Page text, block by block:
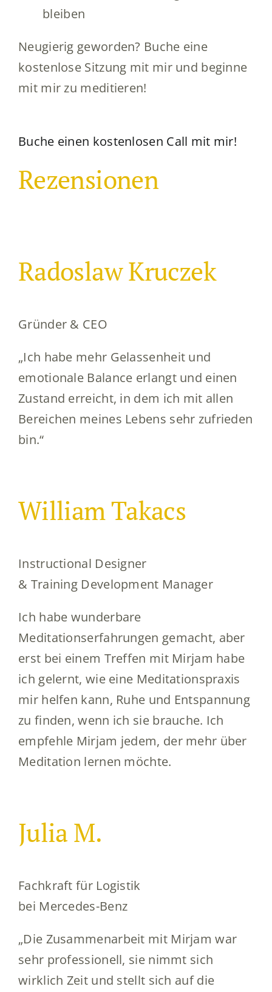
bleiben
Neugierig geworden? Buche eine
kostenlose Sitzung mit mir und beginne
mit mir zu meditieren!
Buche einen kostenlosen Call mit mir!
Rezensionen
Radoslaw Kruczek
Gründer & CEO
„Ich habe mehr Gelassenheit und
emotionale Balance erlangt und einen
Zustand erreicht, in dem ich mit allen
Bereichen meines Lebens sehr zufrieden
bin.“
William Takacs
Instructional Designer
& Training Development Manager
Ich habe wunderbare
Meditationserfahrungen gemacht, aber
erst bei einem Treffen mit Mirjam habe
ich gelernt, wie eine Meditationspraxis
mir helfen kann, Ruhe und Entspannung
zu finden, wenn ich sie brauche. Ich
empfehle Mirjam jedem, der mehr über
Meditation lernen möchte.
Julia M.
Fachkraft für Logistik
bei Mercedes-Benz
„Die Zusammenarbeit mit Mirjam war
sehr professionell, sie nimmt sich
wirklich Zeit und stellt sich auf die